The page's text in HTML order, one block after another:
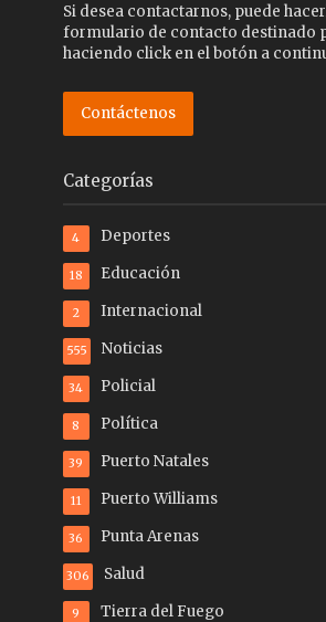
Si desea contactarnos, puede
formulario de contacto destinado
haciendo click en el botón a
Contáctenos
Categorías
Deportes
4
Educación
18
Internacional
2
Noticias
555
Policial
34
Política
8
Puerto Natales
39
Puerto Williams
11
Punta Arenas
36
Salud
306
Tierra del Fuego
9